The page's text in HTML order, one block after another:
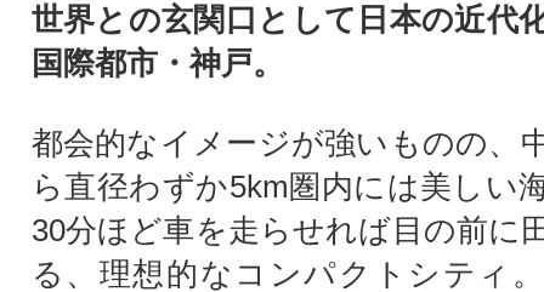
世界との玄関口として日本の近代
国際都市・神戸。
都会的なイメージが強いものの、
ら直径わずか5km圏内には美しい
30分ほど車を走らせれば目の前に
る、理想的なコンパクトシティ